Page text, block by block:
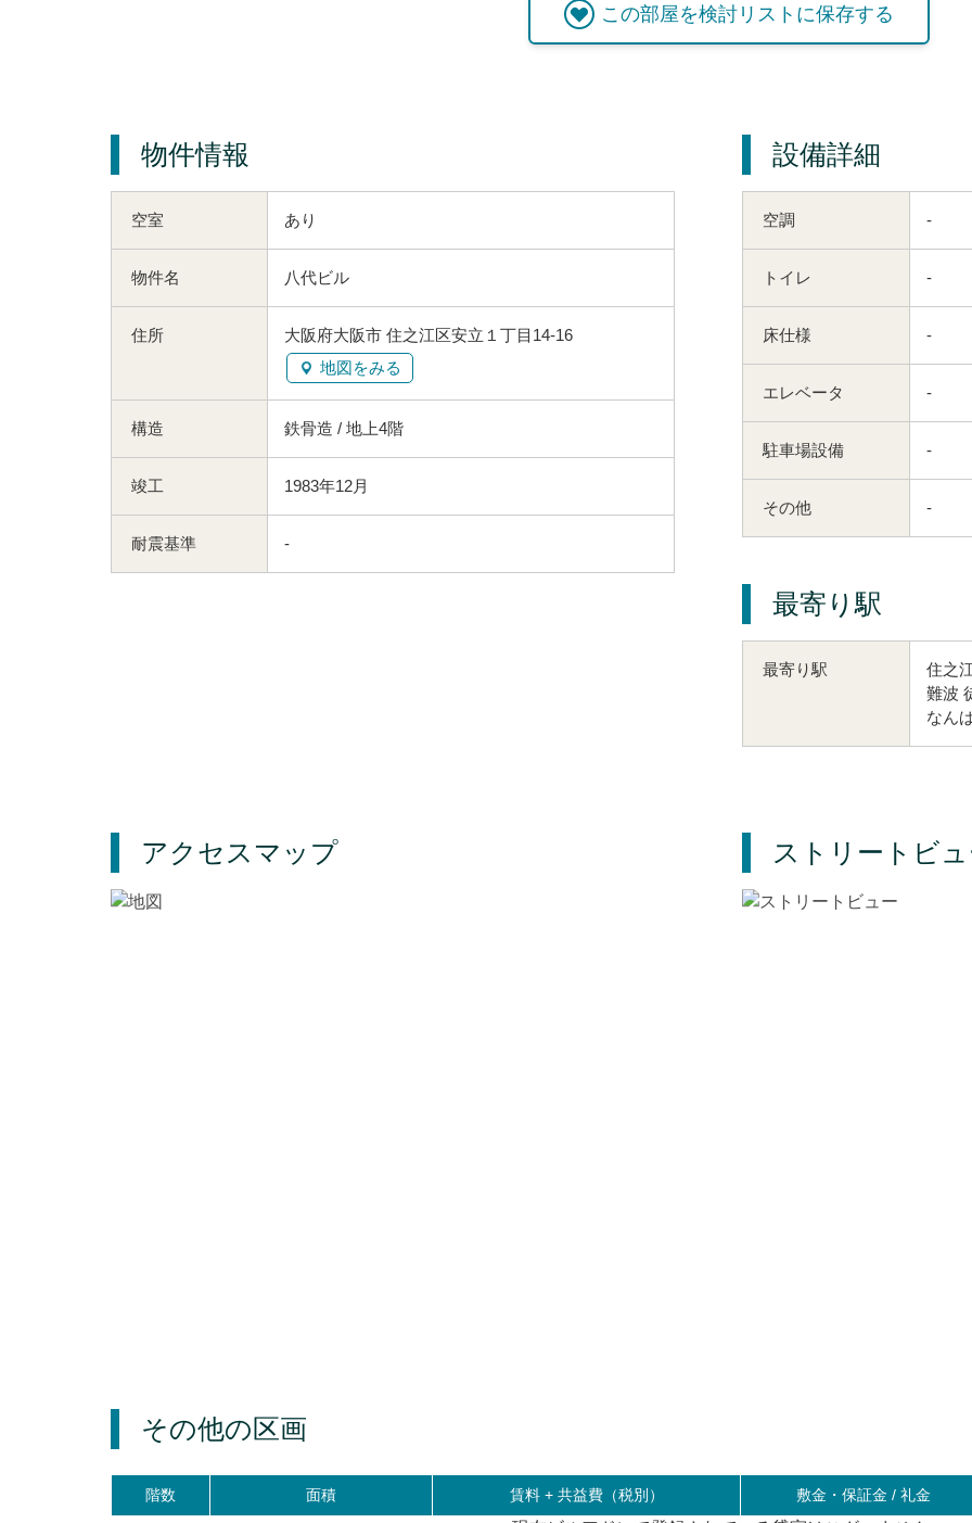
この部屋を検討リストに保存する
物件情報
空室 あり
物件名 八代ビル
住所
大阪府大阪市 住之江区安立１丁目14-16
地図をみる
構造 鉄骨造 / 地上4階
竣工 1983年12月
耐震基準 -
設備詳細
空調 -
トイレ -
床仕様 -
エレベータ -
駐車場設備 -
その他 -
最寄り駅
最寄り駅 住之
難波
なん
アクセスマップ ストリートビ
その他の区画
階数 面積 賃料 +共益費（税別） 敷金・保証金 / 礼金